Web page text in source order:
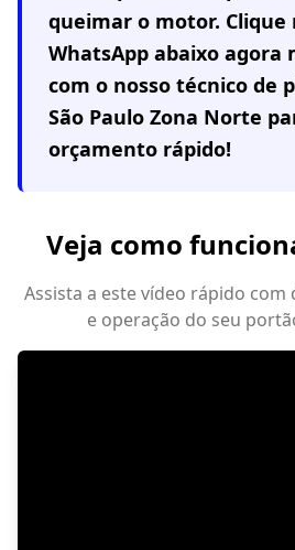
queimar o motor. Clique
WhatsApp abaixo agora
com o nosso técnico de
São Paulo Zona Norte
orçamento rápido!
Veja como
Assista a este vídeo rápido com
e operação do seu